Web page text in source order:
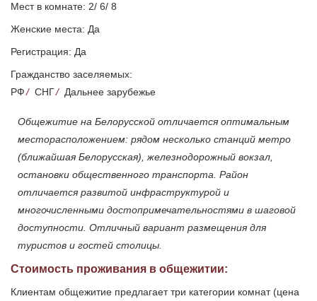
Мест в комнате: 2/ 6/ 8
Женские места: Да
Регистрация: Да
Гражданство заселяемых:
РФ/ СНГ/ Дальнее зарубежье
Общежитие на Белорусской отличается оптимальным
месторасположением: рядом несколько станций метро
(ближайшая Белорусская), железнодорожный вокзал,
остановки общественного транспорта. Район
отличается развитой инфраструктурой и
многочисленными достопримечательностями в шаговой
доступности. Отличный вариант размещения для
туристов и гостей столицы.
Стоимость проживания в общежитии:
Клиентам общежитие предлагает три категории комнат (цена